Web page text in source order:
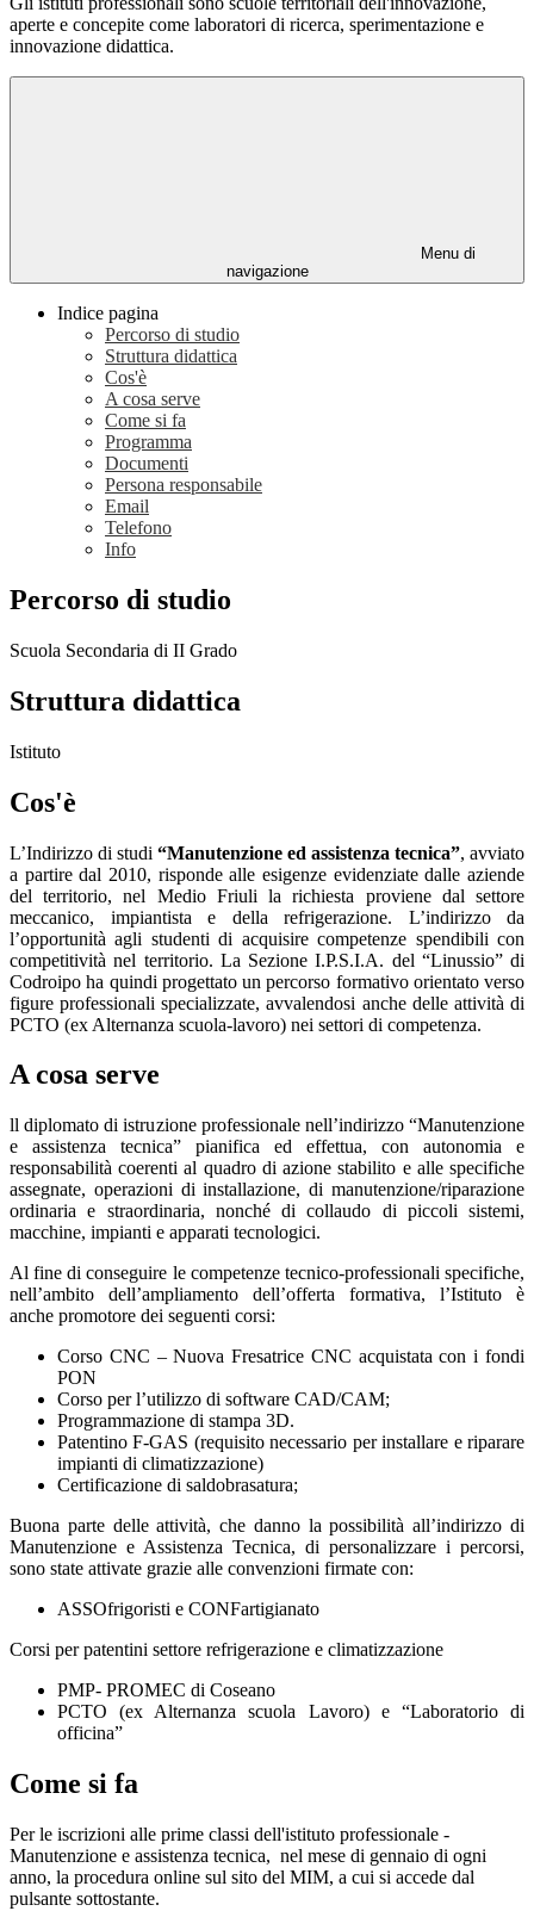
aperte e concepite come laboratori di ricerca, sperimentazione e
innovazione didattica.
Menu di
navigazione
Indice pagina
Percorso di studio
Struttura didattica
Cos'è
A cosa serve
Come si fa
Programma
Documenti
Persona responsabile
Email
Telefono
Info
Percorso di studio
Scuola Secondaria di II Grado
Struttura didattica
Istituto
Cos'è
L’Indirizzo di studi “Manutenzione ed assistenza tecnica”, avviato
a partire dal 2010, risponde alle esigenze evidenziate dalle aziende
del territorio, nel Medio Friuli la richiesta proviene dal settore
meccanico, impiantista e della refrigerazione. L’indirizzo da
l’opportunità agli studenti di acquisire competenze spendibili con
competitività nel territorio. La Sezione I.P.S.I.A. del “Linussio” di
Codroipo ha quindi progettato un percorso formativo orientato verso
figure professionali specializzate, avvalendosi anche delle attività di
PCTO (ex Alternanza scuola-lavoro) nei settori di competenza.
A cosa serve
ll diplomato di istruzione professionale nell’indirizzo “Manutenzione
e assistenza tecnica” pianifica ed effettua, con autonomia e
responsabilità coerenti al quadro di azione stabilito e alle specifiche
assegnate, operazioni di installazione, di manutenzione/riparazione
ordinaria e straordinaria, nonché di collaudo di piccoli sistemi,
macchine, impianti e apparati tecnologici.
Al fine di conseguire le competenze tecnico-professionali specifiche,
nell’ambito dell’ampliamento dell’offerta formativa, l’Istituto è
anche promotore dei seguenti corsi:
Corso CNC – Nuova Fresatrice CNC acquistata con i fondi
PON
Corso per l’utilizzo di software CAD/CAM;
Programmazione di stampa 3D.
Patentino F-GAS (requisito necessario per installare e riparare
impianti di climatizzazione)
Certificazione di saldobrasatura;
Buona parte delle attività, che danno la possibilità all’indirizzo di
Manutenzione e Assistenza Tecnica, di personalizzare i percorsi,
sono state attivate grazie alle convenzioni firmate con:
ASSOfrigoristi e CONFartigianato
Corsi per patentini settore refrigerazione e climatizzazione
PMP- PROMEC di Coseano
PCTO (ex Alternanza scuola Lavoro) e “Laboratorio di
officina”
Come si fa
Per le iscrizioni alle prime classi dell'istituto professionale -
Manutenzione e assistenza tecnica, nel mese di gennaio di ogni
anno, la procedura online sul sito del MIM, a cui si accede dal
pulsante sottostante.